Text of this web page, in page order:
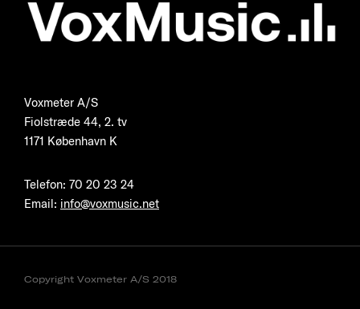
Voxmeter A/S
Fiolstræde 44, 2. tv
1171 København K
Telefon: 70 20 23 24
Email: info@voxmusic.net
Copyright Voxmeter A/S 2018